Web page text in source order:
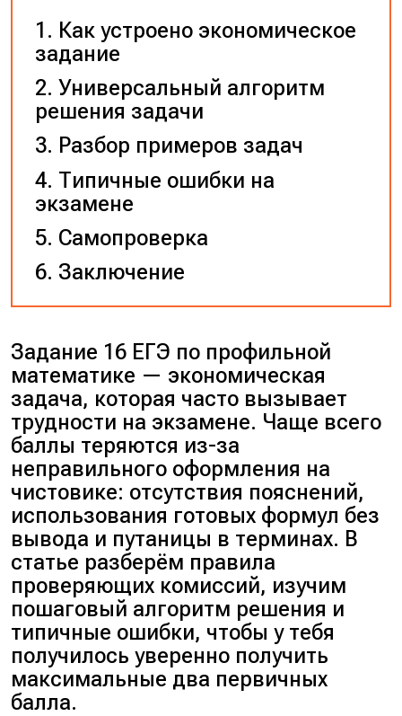
Как устроено экономическое
задание
Универсальный алгоритм
решения задачи
Разбор примеров задач
Типичные ошибки на
экзамене
Самопроверка
Заключение
Задание 16 ЕГЭ по профильной
математике — экономическая
задача, которая часто вызывает
трудности на экзамене. Чаще всего
баллы теряются из-за
неправильного оформления на
чистовике: отсутствия пояснений,
использования готовых формул без
вывода и путаницы в терминах. В
статье разберём правила
проверяющих комиссий, изучим
пошаговый алгоритм решения и
типичные ошибки, чтобы у тебя
получилось уверенно получить
максимальные два первичных
балла.